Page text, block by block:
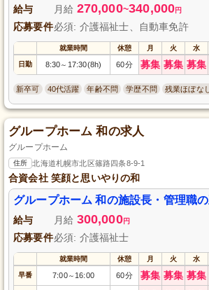
給与 月給 270,000~340,000円
応募要件必須: 介護福祉士、自動車免許
就業時間 休憩 月 火 水
日勤 8:30～ 17:30(8h) 60分 募集 募集 募集
新卒可 40代活躍 年齢不問 学歴不問 残業ほぼな
グループホーム 和の求人
グループホーム
住所 北海道札幌市北区篠路四条8-9-1
合資会社 笑顔と思いやりの和
グループホーム 和の施設長・管理職
給与 月給 300,000円
応募要件必須: 介護福祉士
就業時間 休憩 月 火 水
早番 7:00～ 16:00 60分 募集 募集 募集